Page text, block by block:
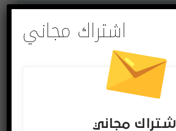
اشتراك مجاني
اشتراك مجاني